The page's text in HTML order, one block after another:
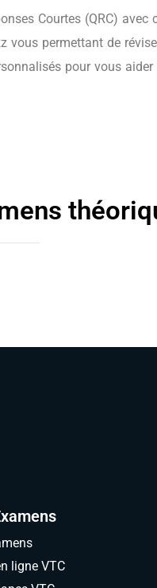
Courtes (QRC) avec
vous permettant de
pour vous
ligne VTC